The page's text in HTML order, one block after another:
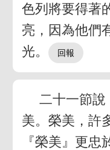
色列將要得著
亮，因為他們
光。
二十一節說
美。榮美，許
『榮美』更